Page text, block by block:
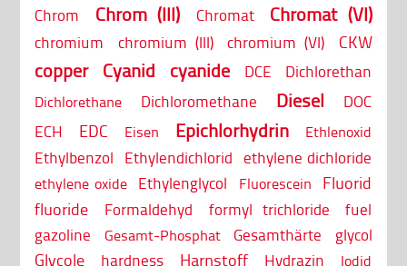
Chrom
Chrom (III) Chromat Chromat (VI)
chromium chromium (III) chromium (VI) CKW
copper Cyanid cyanide DCE Dichlorethan
Dichlorethane Dichloromethane Diesel
DOC
ECH
EDC Eisen Epichlorhydrin Ethlenoxid
Ethylbenzol Ethylendichlorid ethylene dichloride
ethylene oxide Ethylenglycol Fluorescein
Fluorid
fluoride
Formaldehyd formyl trichloride
fuel
gazoline
Gesamt-Phosphat Gesamthärte glycol
Glycole hardness Harnstoff Hydrazin
Iodid